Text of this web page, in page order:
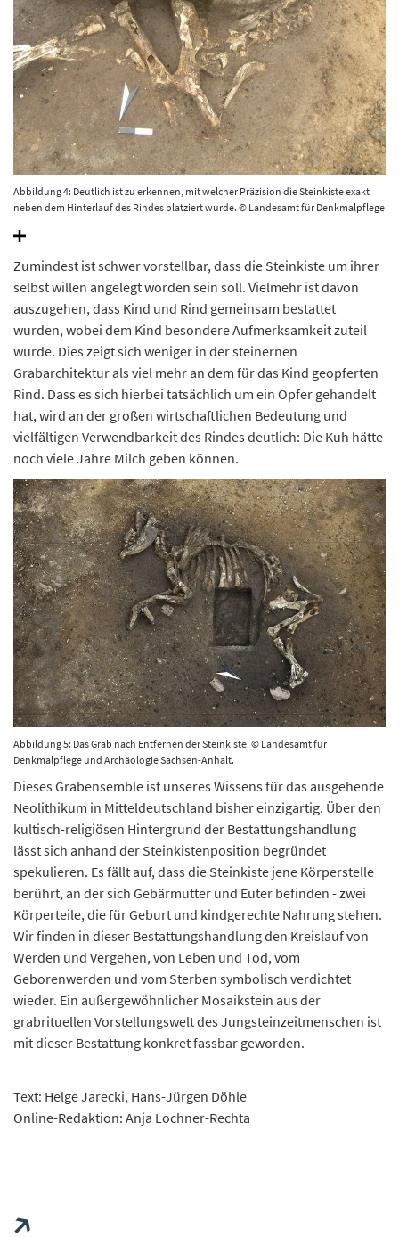
Abbildung 4: Deutlich ist zu erkennen, mit welcher Präzision die Steinkiste exakt
neben dem Hinterlauf des Rindes platziert wurde. © Landesamt für Denkmalpflege
Zumindest ist schwer vorstellbar, dass die Steinkiste um ihrer
selbst willen angelegt worden sein soll. Vielmehr ist davon
auszugehen, dass Kind und Rind gemeinsam bestattet
wurden, wobei dem Kind besondere Aufmerksamkeit zuteil
wurde. Dies zeigt sich weniger in der steinernen
Grabarchitektur als viel mehr an dem für das Kind geopferten
Rind. Dass es sich hierbei tatsächlich um ein Opfer gehandelt
hat, wird an der großen wirtschaftlichen Bedeutung und
vielfältigen Verwendbarkeit des Rindes deutlich: Die Kuh hätte
noch viele Jahre Milch geben können.
Abbildung 5: Das Grab nach Entfernen der Steinkiste. © Landesamt für
Denkmalpflege und Archäologie Sachsen-Anhalt.
Dieses Grabensemble ist unseres Wissens für das ausgehende
Neolithikum in Mitteldeutschland bisher einzigartig. Über den
kultisch-religiösen Hintergrund der Bestattungshandlung
lässt sich anhand der Steinkistenposition begründet
spekulieren. Es fällt auf, dass die Steinkiste jene Körperstelle
berührt, an der sich Gebärmutter und Euter befinden - zwei
Körperteile, die für Geburt und kindgerechte Nahrung stehen.
Wir finden in dieser Bestattungshandlung den Kreislauf von
Werden und Vergehen, von Leben und Tod, vom
Geborenwerden und vom Sterben symbolisch verdichtet
wieder. Ein außergewöhnlicher Mosaikstein aus der
grabrituellen Vorstellungswelt des Jungsteinzeitmenschen ist
mit dieser Bestattung konkret fassbar geworden.
Text: Helge Jarecki, Hans-Jürgen Döhle
Online-Redaktion: Anja Lochner-Rechta